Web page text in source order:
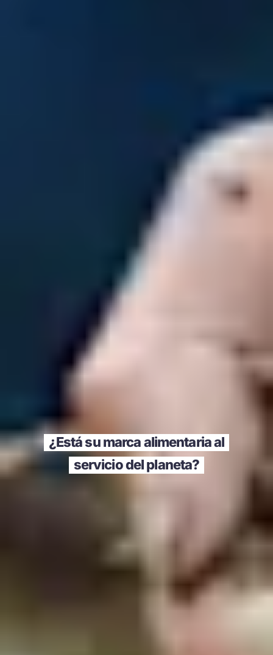
¿Está su marca alimentaria al
servicio del planeta?